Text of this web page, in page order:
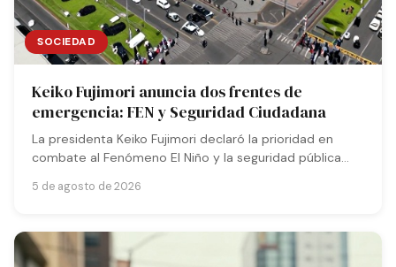
SOCIEDAD
Keiko Fujimori anuncia dos frentes de
emergencia: FEN y Seguridad Ciudadana
La presidenta Keiko Fujimori declaró la prioridad en
combate al Fenómeno El Niño y la seguridad pública
5 de agosto de 2026